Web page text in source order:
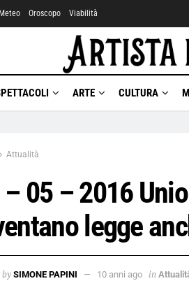
Meteo Oroscopo Viabilità
ARTE CULTURA
Attualità
– 05 – 2016
legge
by SIMONE PAPINI 10 anni ago in